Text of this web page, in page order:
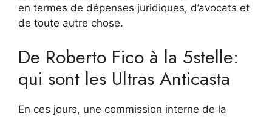
en termes de dépenses juridiques, d’avocats et
de toute autre chose.
De Roberto Fico à la 5stelle:
qui sont les Ultras Anticasta
En ces jours, une commission interne de la